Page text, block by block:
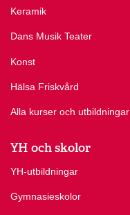
Keramik
Dans Musik Teater
Konst
Hälsa Friskvård
Alla kurser och utbildningar
YH och skolor
YH-utbildningar
Gymnasieskolor